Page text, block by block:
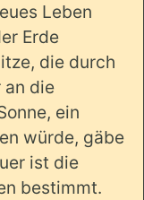
Leben
Erde
die durch
an die
ein
würde, gäbe
ist die
bestimmt.